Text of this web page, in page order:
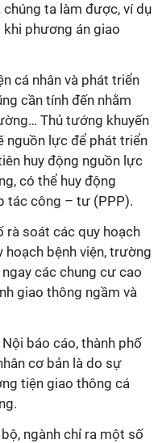
ta làm được, ví dụ
phương án giao
cá nhân và phát triển
cần tính đến nhằm
Thủ tướng khuyến
nguồn lực để phát triển
huy động nguồn lực
có thể huy động
tác công – tư (PPP).
rà soát các quy hoạch
hoạch bệnh viện, trường
các chung cư cao
giao thông ngầm và
báo cáo, thành phố
cơ bản là do sự
tiện giao thông cá
ngành chỉ ra một số